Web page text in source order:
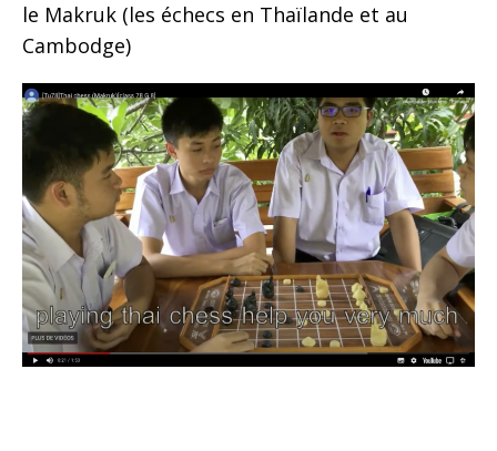
le Makruk (les échecs en Thaïlande et au
Cambodge)